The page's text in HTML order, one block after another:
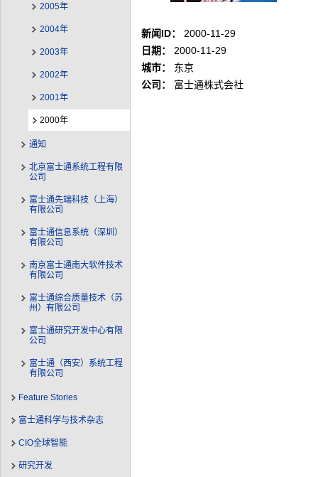
2005年
2004年
2003年
2002年
2001年
2000年
通知
北京富士通系统工程有限
公司
富士通先端科技（上海）
有限公司
富士通信息系统（深圳）
有限公司
南京富士通南大软件技术
有限公司
富士通综合质量技术（苏
州）有限公司
富士通研究开发中心有限
公司
富士通（西安）系统工程
有限公司
Feature Stories
富士通科学与技术杂志
CIO全球智能
研究开发
新闻ID：
2000-11-29
日期：
2000-11-29
城市：
东京
公司：
富士通株式会社